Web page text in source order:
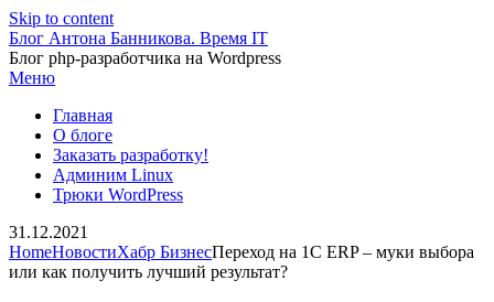
Skip to content
Блог Антона Банникова. Время IT
Блог php-разработчика на Wordpress
Меню
Главная
О блоге
Заказать разработку!
Админим Linux
Трюки WordPress
31.12.2021
HomeНовостиХабр БизнесПереход на 1С ERP – муки выбора
или как получить лучший результат?